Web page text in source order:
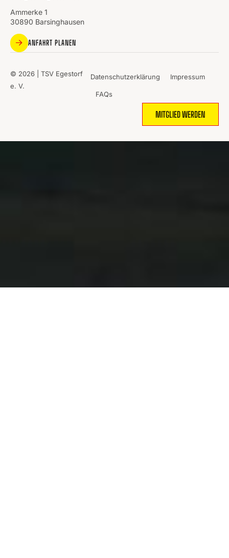
Ammerke 1
30890 Barsinghausen
ANFAHRT PLANEN
© 2026 | TSV Egestorf
e. V.
Datenschutzerklärung Impressum
FAQs
MITGLIED WERDEN